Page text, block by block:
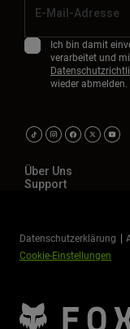
Ich bin damit
verarbeitet und
wieder abmelden.
Über Uns
Support
Datenschutzerklärung
Cookie-Einstellungen